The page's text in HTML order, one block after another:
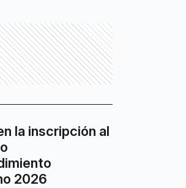
la inscripción al
2026